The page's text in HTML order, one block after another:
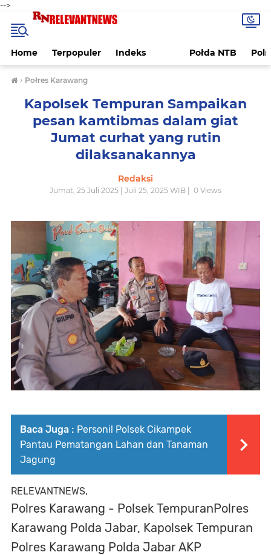
-->
Home Terpopuler Indeks Połda NTB
› Połres Karawang
Kapolsek Tempuran Sampaikan
pesan kamtibmas dalam giat
Jumat curhat yang rutin
dilaksanakannya
Redaksi
Jumat, 25 Juli 2025 | Juli 25, 2025 WIB | 0 Views
Baca Juga : Personil Polsek Cikampek
Pantau Pematangan Lahan dan Tanaman
Jagung
RELEVANTNEWS,
Polres Karawang - Polsek TempuranPolres
Karawang Polda Jabar, Kapolsek Tempuran
Polres Karawang Polda Jabar AKP